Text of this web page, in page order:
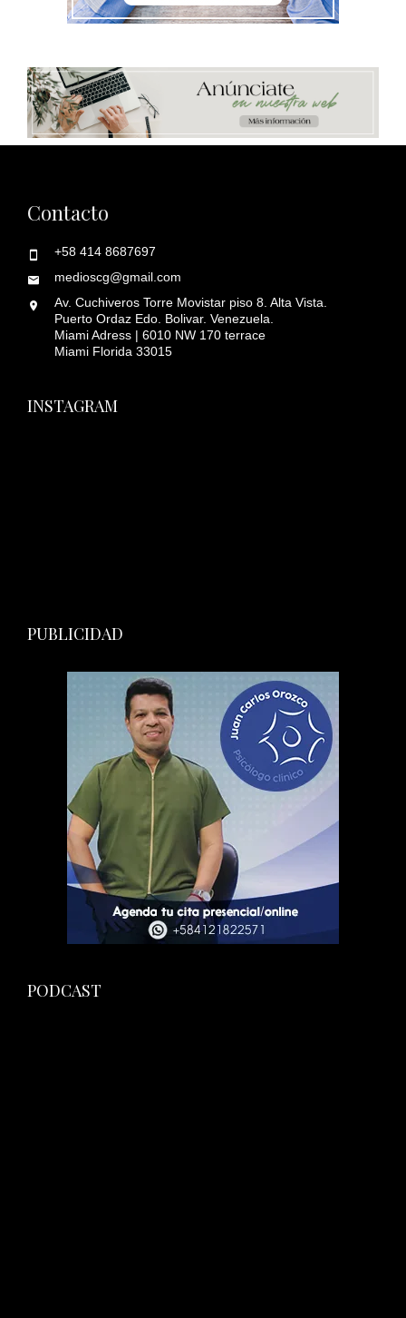
Contacto
+58 414 8687697
medioscg@gmail.com
Av. Cuchiveros Torre Movistar piso 8. Alta Vista.
Puerto Ordaz Edo. Bolivar. Venezuela.
Miami Adress | 6010 NW 170 terrace
Miami Florida 33015
INSTAGRAM
PUBLICIDAD
PODCAST